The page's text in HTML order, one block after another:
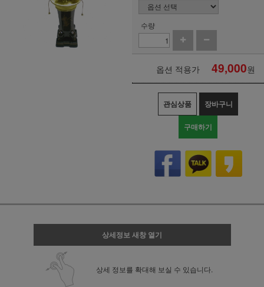
수량
옵션 적용가 49,000원
관심상품 장바구니
구매하기
상세정보 새창 열기
상세 정보를 확대해 보실 수 있습니다.